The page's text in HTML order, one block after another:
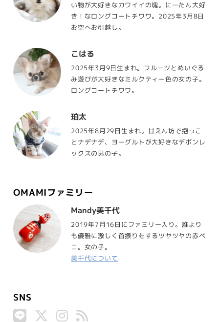
い物が大好きなカワイイの塊。にーたん大好
き！なロングコートチワワ。2025年3月8日
お空へお引越し。
こはる
2025年3月9日生まれ。フルーツとぬいぐる
み遊びが大好きなミルクティー色の女の子。
ロングコートチワワ。
珀太
2025年8月29日生まれ。甘えん坊で抱っこ
とナデナデ、ヨーグルトが大好きなデボンレ
ックスの男の子。
OMAMIファミリー
Mandy美千代
2019年7月16日にファミリー入り。誰より
も優雅に激しく首振りをするツヤツヤの赤ベ
コ。女の子。
美千代について
SNS